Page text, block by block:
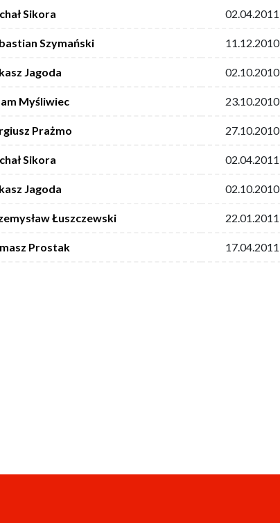
Sikora 02.04.2011
Szymański 11.12.2010
Jagoda 02.10.2010
Myśliwiec 23.10.2010
Prażmo 27.10.2010
Sikora 02.04.2011
Jagoda 02.10.2010
Łuszczewski 22.01.2011
Prostak 17.04.2011